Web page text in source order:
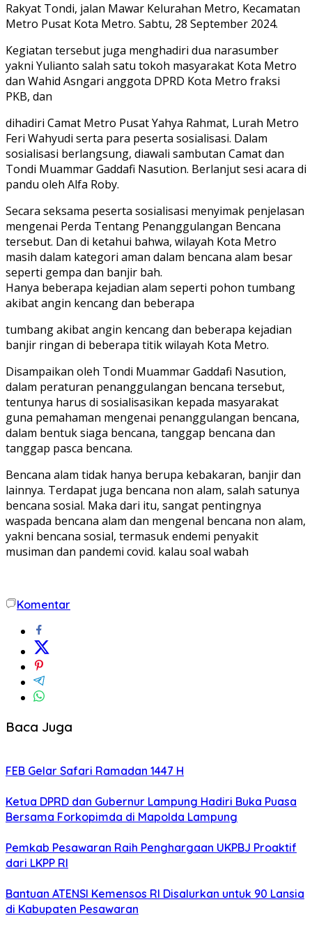
Rakyat Tondi, jalan Mawar Kelurahan Metro, Kecamatan
Metro Pusat Kota Metro. Sabtu, 28 September 2024.
Kegiatan tersebut juga menghadiri dua narasumber
yakni Yulianto salah satu tokoh masyarakat Kota Metro
dan Wahid Asngari anggota DPRD Kota Metro fraksi
PKB, dan
dihadiri Camat Metro Pusat Yahya Rahmat, Lurah Metro
Feri Wahyudi serta para peserta sosialisasi. Dalam
sosialisasi berlangsung, diawali sambutan Camat dan
Tondi Muammar Gaddafi Nasution. Berlanjut sesi acara di
pandu oleh Alfa Roby.
Secara seksama peserta sosialisasi menyimak penjelasan
mengenai Perda Tentang Penanggulangan Bencana
tersebut. Dan di ketahui bahwa, wilayah Kota Metro
masih dalam kategori aman dalam bencana alam besar
seperti gempa dan banjir bah.
Hanya beberapa kejadian alam seperti pohon tumbang
akibat angin kencang dan beberapa
tumbang akibat angin kencang dan beberapa kejadian
banjir ringan di beberapa titik wilayah Kota Metro.
Disampaikan oleh Tondi Muammar Gaddafi Nasution,
dalam peraturan penanggulangan bencana tersebut,
tentunya harus di sosialisasikan kepada masyarakat
guna pemahaman mengenai penanggulangan bencana,
dalam bentuk siaga bencana, tanggap bencana dan
tanggap pasca bencana.
Bencana alam tidak hanya berupa kebakaran, banjir dan
lainnya. Terdapat juga bencana non alam, salah satunya
bencana sosial. Maka dari itu, sangat pentingnya
waspada bencana alam dan mengenal bencana non alam,
yakni bencana sosial, termasuk endemi penyakit
musiman dan pandemi covid. kalau soal wabah
Komentar
Baca Juga
FEB Gelar Safari Ramadan 1447 H
Ketua DPRD dan Gubernur Lampung Hadiri Buka Puasa
Bersama Forkopimda di Mapolda Lampung
Pemkab Pesawaran Raih Penghargaan UKPBJ Proaktif
dari LKPP RI
Bantuan ATENSI Kemensos RI Disalurkan untuk 90 Lansia
di Kabupaten Pesawaran